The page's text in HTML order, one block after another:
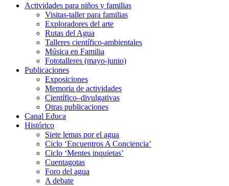
Actividades para niños y familias
Visitas-taller para familias
Exploradores del arte
Rutas del Agua
Talleres científico-ambientales
Música en Familia
Fototalleres (mayo-junio)
Publicaciones
Exposiciones
Memoria de actividades
Científico–divulgativas
Otras publicaciones
Canal Educa
Histórico
Siete lemas por el agua
Ciclo ‘Encuentros A Conciencia’
Ciclo ‘Mentes inquietas’
Cuentagotas
Foro del agua
A debate